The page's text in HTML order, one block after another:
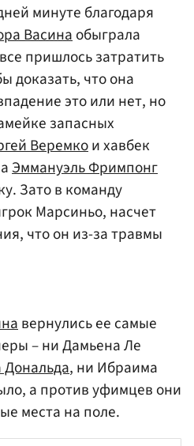
минуте благодаря
Васинаобыграла
пришлось затратить
доказать, что она
это или нет, но
запасных
Веремкои хавбек
Эммануэль Фримпонг
Зато в команду
Марсиньо, насчет
что он из-за травмы
вернулись ее самые
– ни Дамьена Ле
, ни Ибраима
а против уфимцев они
места на поле.